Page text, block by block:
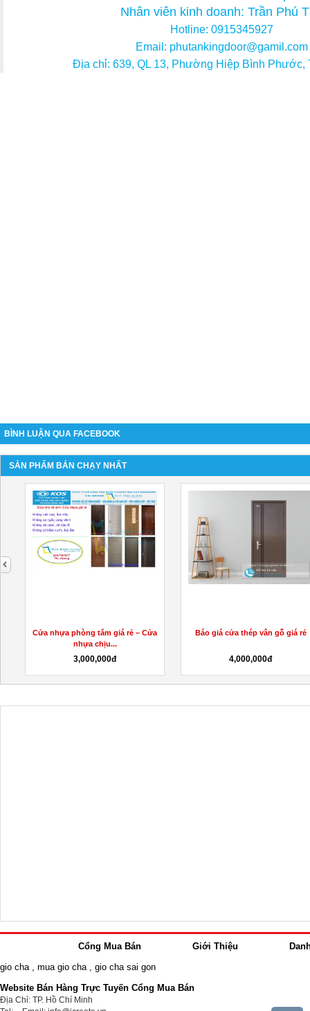
Nhân viên kinh doanh: Trần Phú
Hotline: 0915345927
Email: phutankingdoor@gamil.com
Địa chỉ: 639, QL 13, Phường Hiệp Bình Phước,
BÌNH LUẬN QUA FACEBOOK
SẢN PHẨM BÁN CHẠY NHẤT
Cửa nhựa phòng tắm giá rẻ – Cửa
nhựa chịu...
3,000,000đ
Báo giá cửa thép vân gỗ giá rẻ
4,000,000đ
next
Cổng Mua Bán Giới Thiệu
gio cha, mua gio cha, gio cha sai gon
Website Bán Hàng Trực Tuyến Cổng Mua Bán
Địa Chỉ: TP. Hồ Chí Minh